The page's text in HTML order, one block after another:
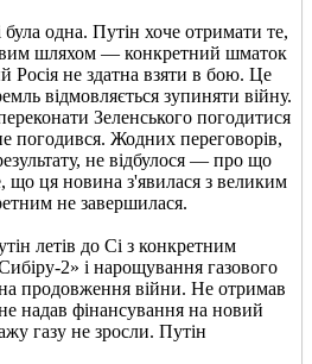
одна. Путін хоче отримати те,
шляхом — конкретний шматок
Росія не здатна взяти в бою. Це
відмовляється зупиняти війну.
Зеленського погодитися
погодився. Жодних переговорів,
не відбулося — про що
що ця новина з'явилася з великим
не завершилася.
летів до Сі з конкретним
2» і нарощування газового
продовження війни. Не отримав
надав фінансування на новий
газу не зросли. Путін